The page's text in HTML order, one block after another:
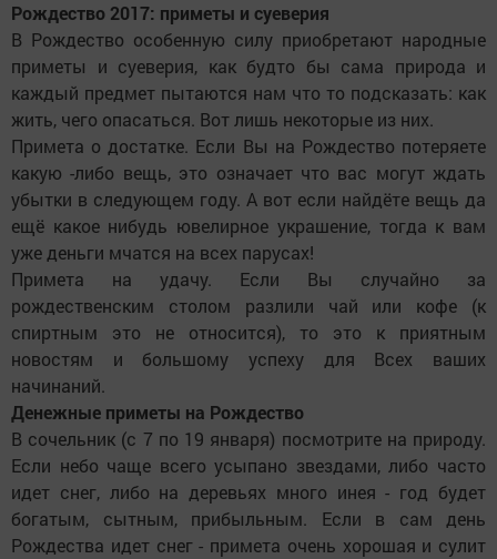
Рождество 2017: приметы и суеверия
В Рождество особенную силу приобретают народные
приметы и суеверия, как будто бы сама природа и
каждый предмет пытаются нам что то подсказать: как
жить, чего опасаться. Вот лишь некоторые из них.
Примета о достатке. Если Вы на Рождество потеряете
какую -либо вещь, это означает что вас могут ждать
убытки в следующем году. А вот если найдёте вещь да
ещё какое нибудь ювелирное украшение, тогда к вам
уже деньги мчатся на всех парусах!
Примета на удачу. Если Вы случайно за
рождественским столом разлили чай или кофе (к
спиртным это не относится), то это к приятным
новостям и большому успеху для Всех ваших
начинаний.
Денежные приметы на Рождество
В сочельник (с 7 по 19 января) посмотрите на природу.
Если небо чаще всего усыпано звездами, либо часто
идет снег, либо на деревьях много инея - год будет
богатым, сытным, прибыльным. Если в сам день
Рождества идет снег - примета очень хорошая и сулит